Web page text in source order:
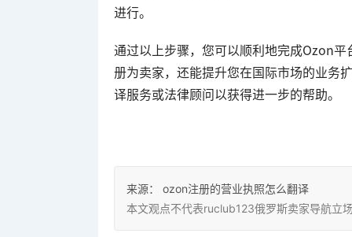
进行。
通过以上步骤，您可以顺利地完成Ozon
册为卖家，还能提升您在国际市场的业务
译服务或法律顾问以获得进一步的帮助。
来源：
ozon注册的营业执照怎么翻译
本文观点不代表ruclub123俄罗斯卖家导航立